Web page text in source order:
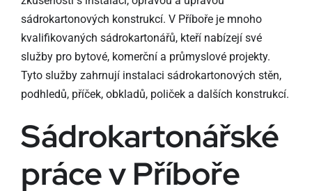
sádrokartonových konstrukcí. V Příboře je mnoho
kvalifikovaných sádrokartonářů, kteří nabízejí své
služby pro bytové, komerční a průmyslové projekty.
Tyto služby zahrnují instalaci sádrokartonových stěn,
podhledů, příček, obkladů, poliček a dalších konstrukcí.
Sádrokartonářské
práce v Příboře